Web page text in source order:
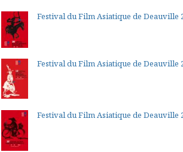
Festival du Film Asiatique de Deauville
Festival du Film Asiatique de Deauville
Festival du Film Asiatique de Deauville